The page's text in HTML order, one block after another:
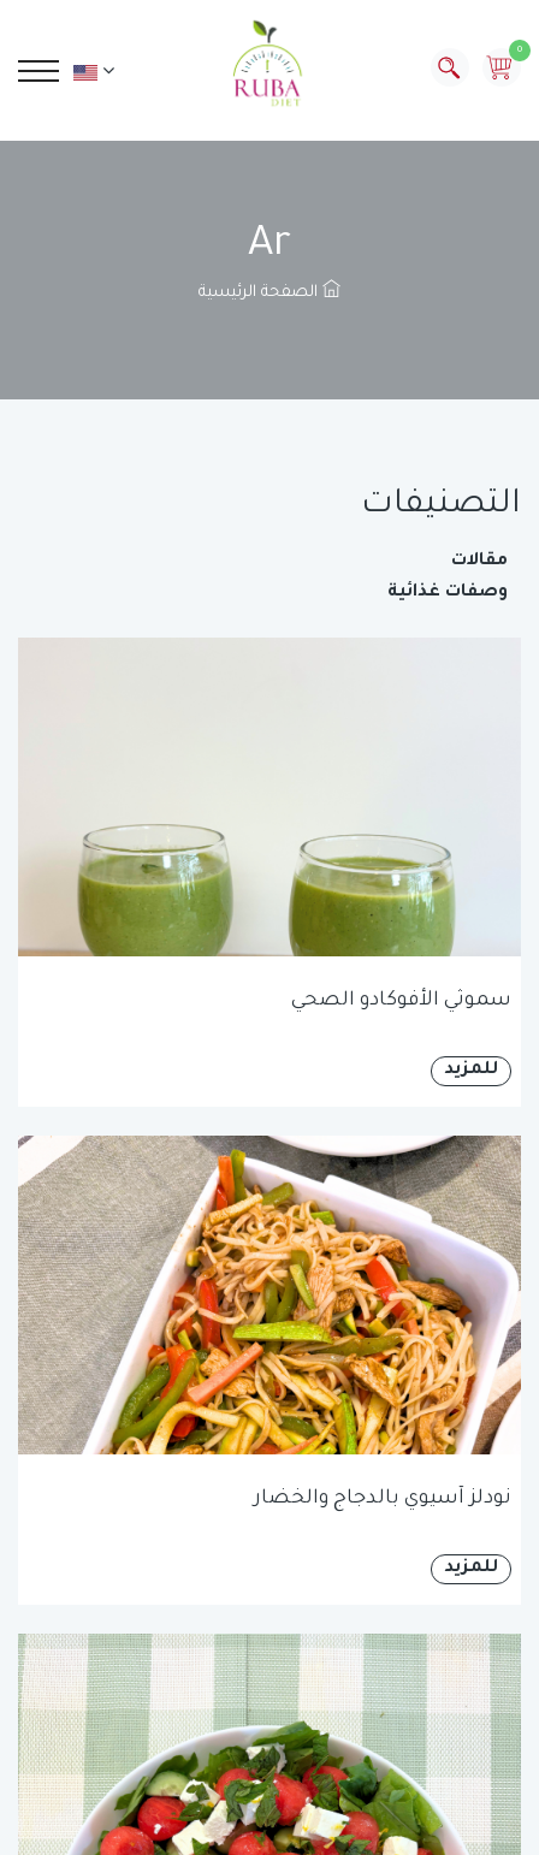
0
Ar
الصفحة الرئيسية
التصنيفات
مقالات
وصفات غذائية
سموثي الأفوكادو الصحي
للمزيد
نودلز آسيوي بالدجاج والخضار
للمزيد